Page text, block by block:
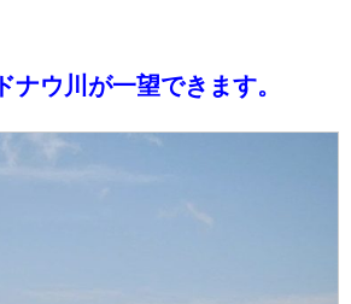
ナウ川が一望できます。